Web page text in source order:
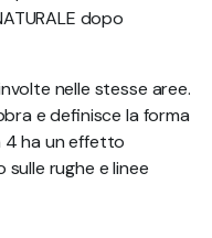
dopo
nelle stesse aree.
e definisce la forma
ha un effetto
rughe e linee